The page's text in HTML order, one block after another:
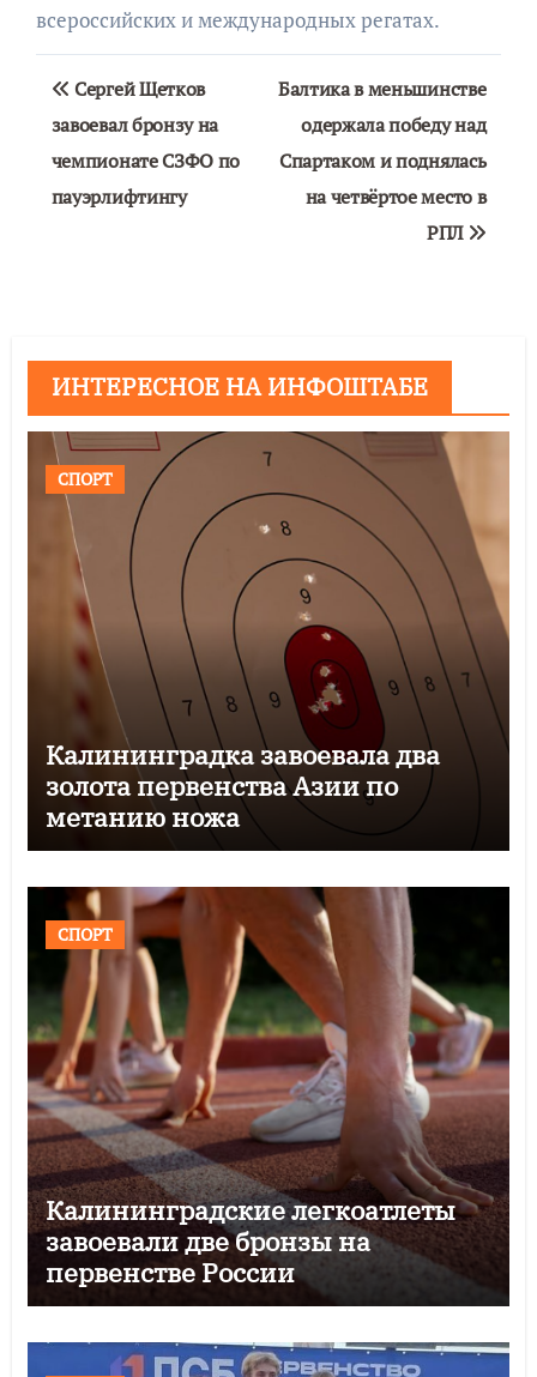
всероссийских и международных регатах.
Навигация
по
записям
Сергей Щетков
завоевал бронзу на
чемпионате СЗФО по
пауэрлифтингу
Балтика в меньшинстве
одержала победу над
Спартаком и поднялась
на четвёртое место в
РПЛ
ИНТЕРЕСНОЕ НА ИНФОШТАБЕ
СПОРТ
Калининградка завоевала два
золота первенства Азии по
метанию ножа
СПОРТ
Калининградские легкоатлеты
завоевали две бронзы на
первенстве России